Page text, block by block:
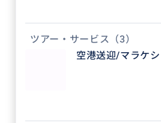
ツアー・サービス
（3）
空港送迎/マラケ